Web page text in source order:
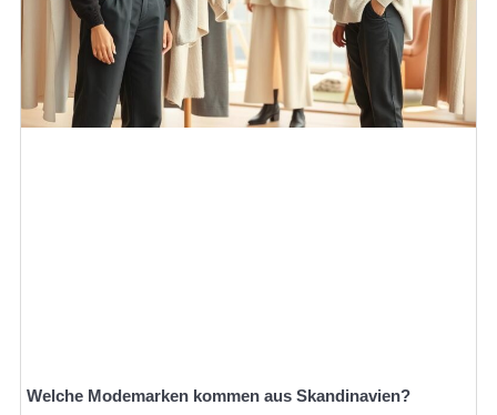
Welche Modemarken kommen aus Skandinavien?